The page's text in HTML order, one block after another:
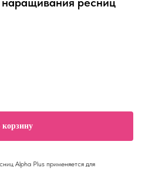
корзину
Alpha Plus применяется для